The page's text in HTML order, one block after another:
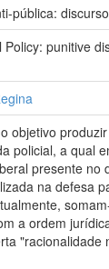
pública:
Policy: punitive
objetivo
policial, a qual
presente
na defesa
a ordem